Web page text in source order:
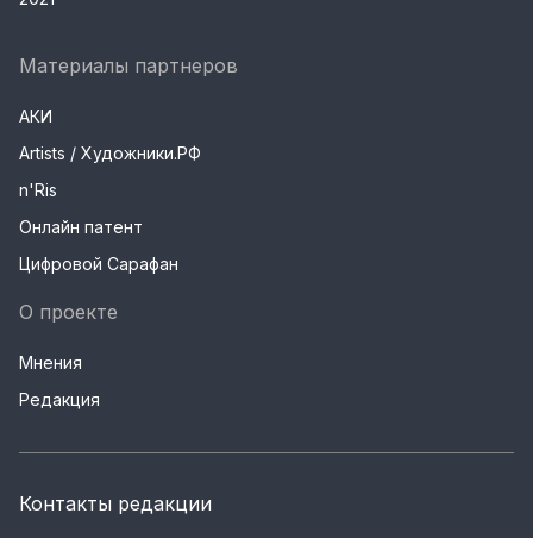
Материалы партнеров
АКИ
Artists / Художники.РФ
n'Ris
Онлайн патент
Цифровой Сарафан
О проекте
Мнения
Редакция
Контакты редакции